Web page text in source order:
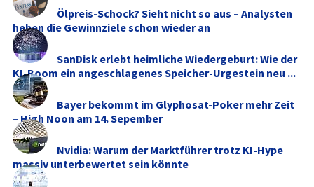
Ölpreis-Schock? Sieht nicht so aus – Analysten
heben die Gewinnziele schon wieder an
SanDisk erlebt heimliche Wiedergeburt: Wie der
KI-Boom ein angeschlagenes Speicher-Urgestein neu ...
Bayer bekommt im Glyphosat-Poker mehr Zeit
– High Noon am 14. Sepember
Nvidia: Warum der Marktführer trotz KI-Hype
massiv unterbewertet sein könnte